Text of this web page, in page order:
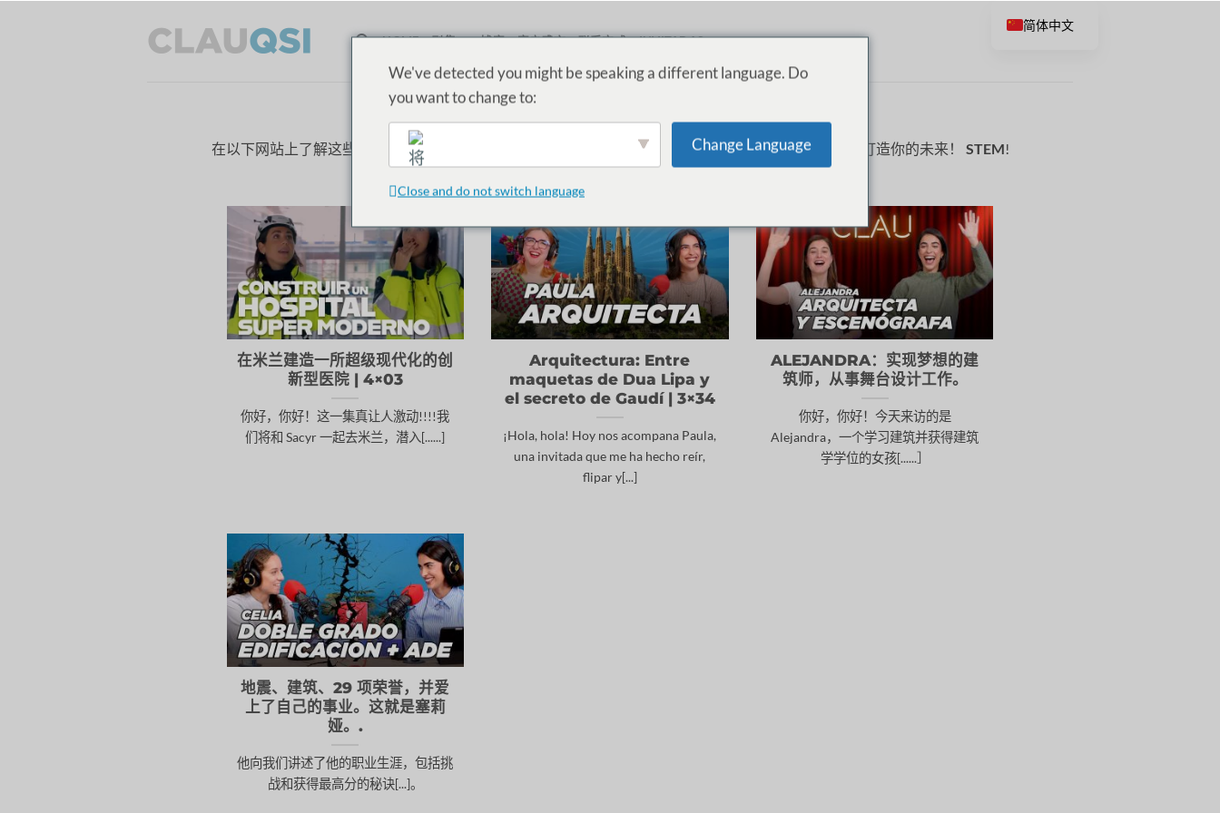
HOME 剧集 博客 客户感言 联系方式 INVITADAS
分类存档：ARQUITECTURA Y EDIFICACIÓN
在以下网站上了解这些剧集 建筑专业 女性榜样 的部门！聆听建议和经验，开始打造你的未来！ STEM!
在米兰建造一所超级现代化的创
新型医院 | 4×03
你好，你好！这一集真让人激动!!!!我
们将和 Sacyr 一起去米兰，潜入[......]
Arquitectura: Entre
maquetas de Dua Lipa y
el secreto de Gaudí | 3×34
¡Hola, hola! Hoy nos acompana Paula,
una invitada que me ha hecho reír,
flipar y[...]
ALEJANDRA：实现梦想的建
筑师，从事舞台设计工作。
你好，你好！今天来访的是
Alejandra，一个学习建筑并获得建筑
学学位的女孩[......］
地震、建筑、29 项荣誉，并爱
上了自己的事业。这就是塞莉
娅。.
他向我们讲述了他的职业生涯，包括挑
战和获得最高分的秘诀[...]。
We've detected you might be speaking a different language. Do
you want to change to:
English
Change Language
Close and do not switch language
简体中文